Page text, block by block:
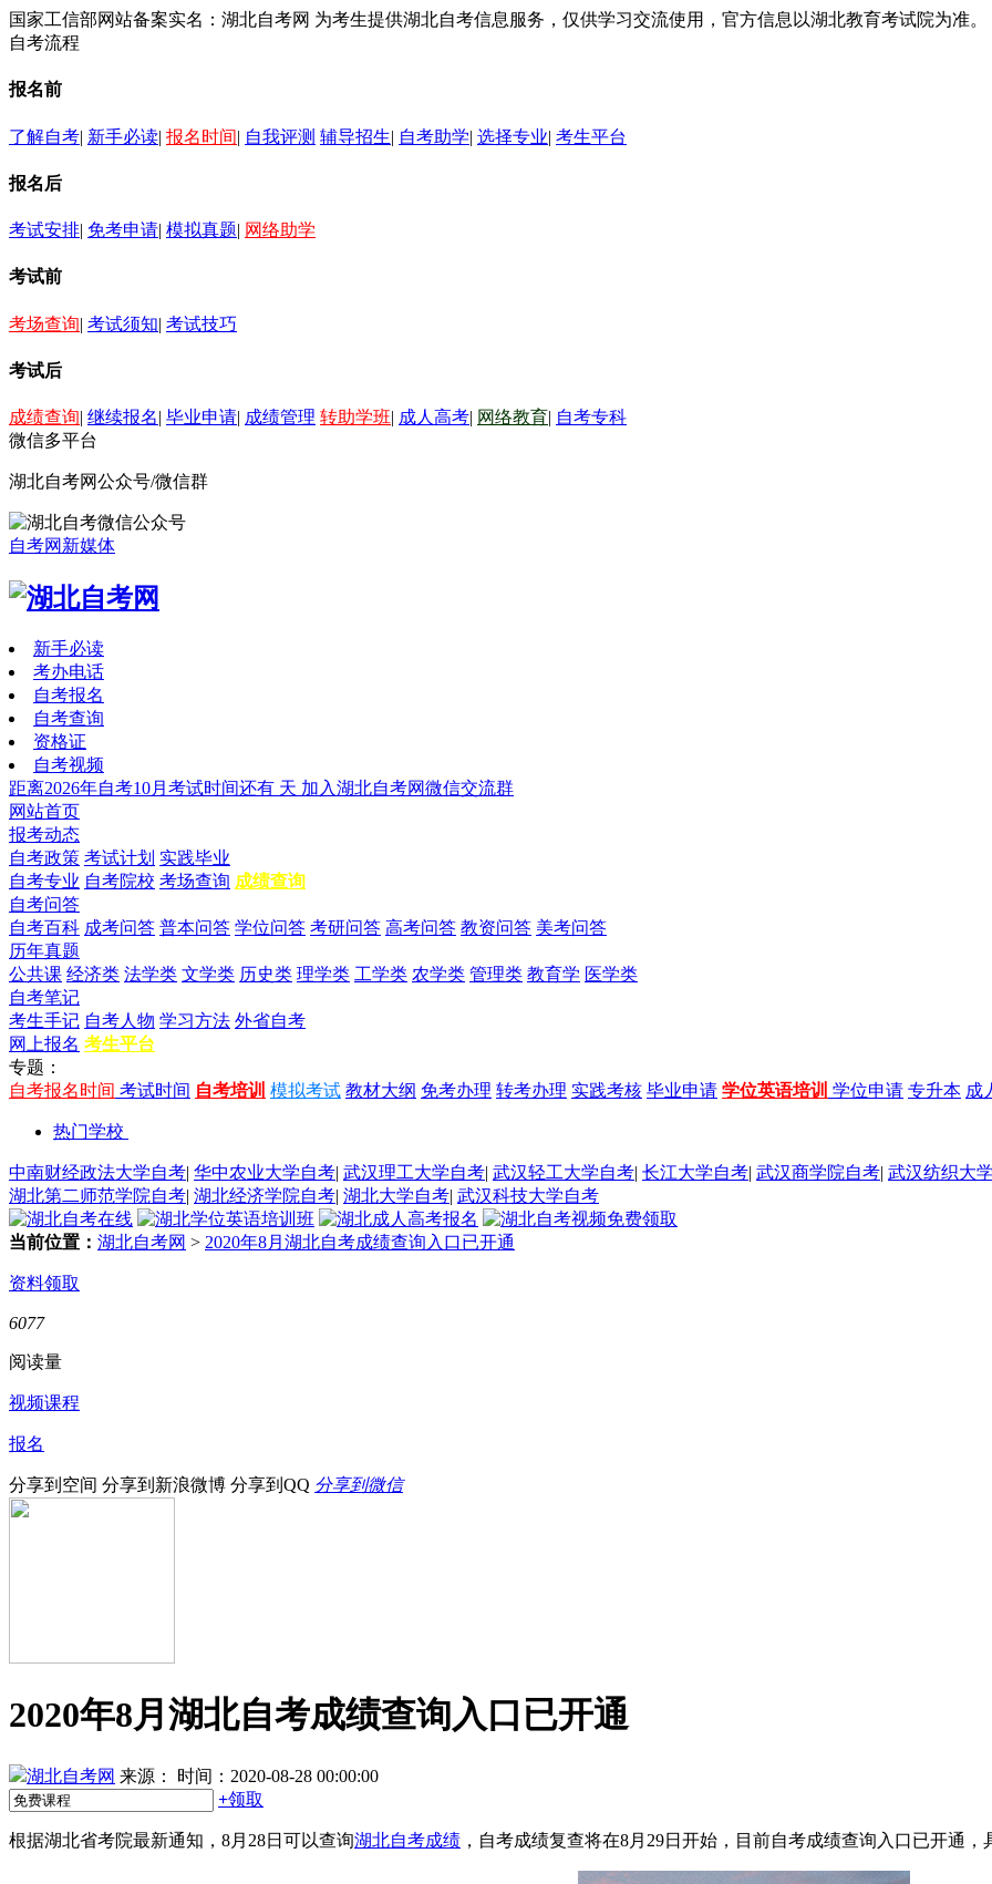
国家工信部网站备案实名：湖北自考网 为考生提供湖北自考信息服务，仅供学习交流使用，官方信息以湖北教育考试院为准。
自考流程
报名前
了解自考| 新手必读| 报名时间| 自我评测 辅导招生| 自考助学| 选择专业| 考生平台
报名后
考试安排| 免考申请| 模拟真题| 网络助学
考试前
考场查询| 考试须知| 考试技巧
考试后
成绩查询| 继续报名| 毕业申请| 成绩管理 转助学班| 成人高考| 网络教育| 自考专科
微信多平台
湖北自考网公众号/微信群
自考网新媒体
新手必读
考办电话
自考报名
自考查询
资格证
自考视频
距离2026年自考10月考试时间还有 天 加入湖北自考网微信交流群
网站首页
报考动态
自考政策 考试计划 实践毕业
自考专业 自考院校 考场查询 成绩查询
自考问答
自考百科 成考问答 普本问答 学位问答 考研问答 高考问答 教资问答 美考问答
历年真题
公共课 经济类 法学类 文学类 历史类 理学类 工学类 农学类 管理类 教育学 医学类
自考笔记
考生手记 自考人物 学习方法 外省自考
网上报名 考生平台
专题：
自考报名时间 考试时间 自考培训 模拟考试 教材大纲 免考办理 转考办理 实践考核 毕业申请 学位英语培训 学位申请 专升本 成
热门学校
中南财经政法大学自考| 华中农业大学自考| 武汉理工大学自考| 武汉轻工大学自考| 长江大学自考| 武汉商学院自考| 武汉纺织大
湖北第二师范学院自考| 湖北经济学院自考| 湖北大学自考| 武汉科技大学自考
当前位置： 湖北自考网 > 2020年8月湖北自考成绩查询入口已开通
资料领取
6077
阅读量
视频课程
报名
分享到空间 分享到新浪微博 分享到QQ 分享到微信
2020年8月湖北自考成绩查询入口已开通
湖北自考网 来源：
时间：2020-08-28 00:00:00
+领取
根据湖北省考院最新通知，8月28日可以查询湖北自考成绩 ，自考成绩复查将在8月29日开始，目前自考成绩查询入口已开通，